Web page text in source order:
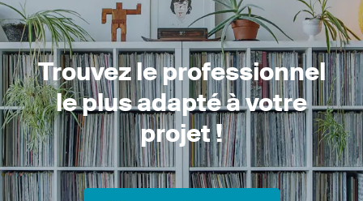
Trouvez le professionnel
le plus adapté à votre
projet !